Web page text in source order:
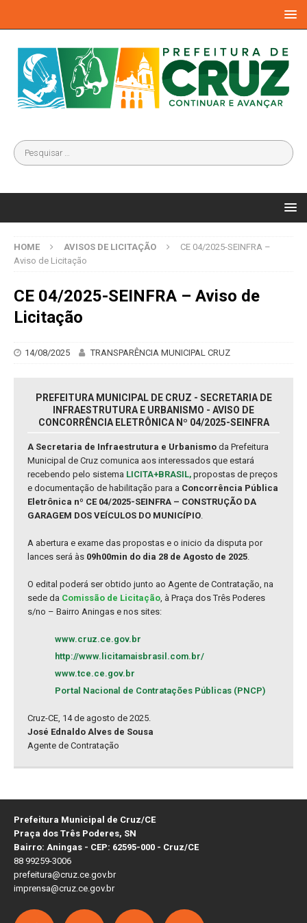
HOME AVISOS DE LICITAÇÃO
CE 04/2025-SEINFRA –
Aviso de Licitação
CE 04/2025-SEINFRA – Aviso de
Licitação
14/08/2025 TRANSPARÊNCIA MUNICIPAL CRUZ
PREFEITURA MUNICIPAL DE CRUZ - SECRETARIA DE
INFRAESTRUTURA E URBANISMO - AVISO DE
CONCORRÊNCIA ELETRÔNICA Nº 04/2025-SEINFRA
A Secretaria de Infraestrutura e Urbanismo da Prefeitura
Municipal de Cruz comunica aos interessados que estará
recebendo pelo sistema LICITA+BRASIL, propostas de preços
e documentação de habilitação para a Concorrência Pública
Eletrônica nº CE 04/2025-SEINFRA – CONSTRUÇÃO DA
GARAGEM DOS VEÍCULOS DO MUNICÍPIO.
A abertura e exame das propostas e o inicio da disputa por
lances será às 09h00min do dia 28 de Agosto de 2025.
O edital poderá ser obtido junto ao Agente de Contratação, na
sede da Comissão de Licitação, à Praça dos Três Poderes
s/no – Bairro Aningas e nos sites:
www.cruz.ce.gov.br
http://www.licitamaisbrasil.com.br/
www.tce.ce.gov.br
Portal Nacional de Contratações Públicas (PNCP)
Cruz-CE, 14 de agosto de 2025.
José Ednaldo Alves de Sousa
Agente de Contratação
Prefeitura Municipal de Cruz/CE
Praça dos Três Poderes, SN
Bairro: Aningas - CEP: 62595-000 - Cruz/CE
88 99259-3006
prefeitura@cruz.ce.gov.br
imprensa@cruz.ce.gov.br